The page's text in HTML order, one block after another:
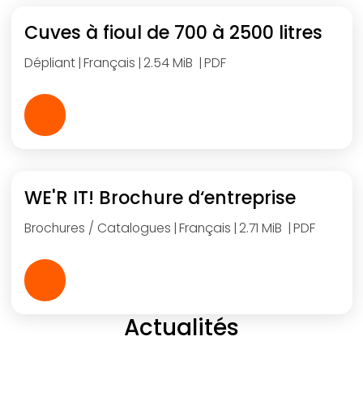
Dépliant Français 2.54 MiB PDF
Cuves à fioul de 700 à 2500 litres
Brochures / Catalogues Français 2.71 MiB PDF
WE'R IT! Brochure d‘entreprise
Actualités